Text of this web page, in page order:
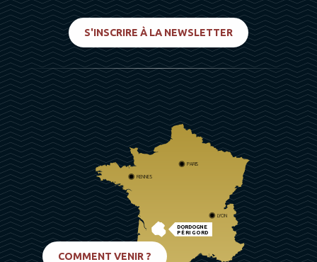
S'INSCRIRE À LA NEWSLETTER
DORDOGNE
PÉRIGORD
PARIS
RENNES
LYON
COMMENT VENIR ?